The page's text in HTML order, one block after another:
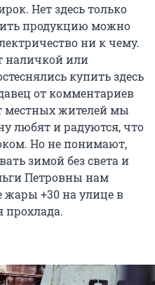
Нет здесь только
продукцию можно
ни к чему.
наличкой или
купить здесь
от комментариев
местных жителей мы
любят и радуются, что
Но не понимают,
зимой без света и
Петровны нам
жары +30 на улице в
прохлада.